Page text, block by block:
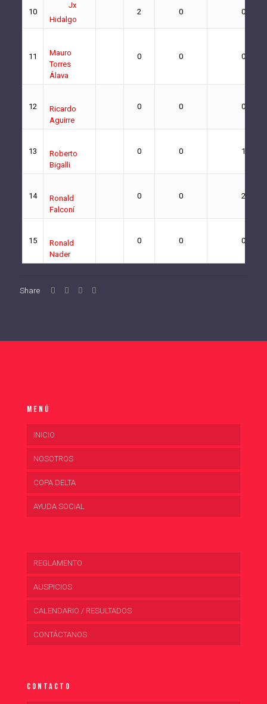
10
Jx
Hidalgo
2 0 0
11
Mauro
Torres
Álava
0 0 0
12
Ricardo
Aguirre
0 0 0
13
Roberto
Bigalli
0 0 1
14
Ronald
Falconí
0 0 2
15
Ronald
Nader
0 0 0
Share
Menú
INICIO
NOSOTROS
COPA DELTA
AYUDA SOCIAL
REGLAMENTO
AUSPICIOS
CALENDARIO / RESULTADOS
CONTÁCTANOS
Contacto